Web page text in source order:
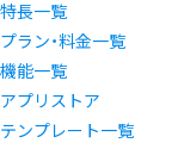
特長一覧
プラン・料金一覧
機能一覧
アプリストア
テンプレート一覧